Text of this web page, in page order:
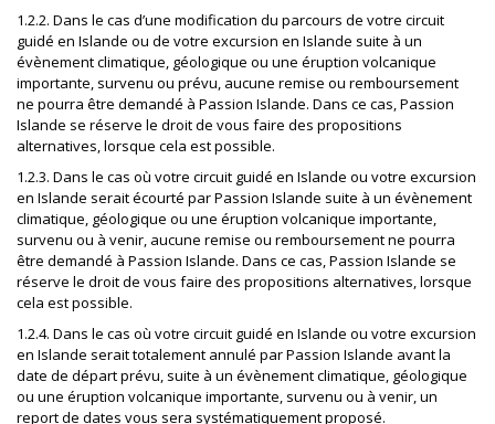
1.2.2. Dans le cas d’une modification du parcours de votre circuit
guidé en Islande ou de votre excursion en Islande suite à un
évènement climatique, géologique ou une éruption volcanique
importante, survenu ou prévu, aucune remise ou remboursement
ne pourra être demandé à Passion Islande. Dans ce cas, Passion
Islande se réserve le droit de vous faire des propositions
alternatives, lorsque cela est possible.
1.2.3. Dans le cas où votre circuit guidé en Islande ou votre excursion
en Islande serait écourté par Passion Islande suite à un évènement
climatique, géologique ou une éruption volcanique importante,
survenu ou à venir, aucune remise ou remboursement ne pourra
être demandé à Passion Islande. Dans ce cas, Passion Islande se
réserve le droit de vous faire des propositions alternatives, lorsque
cela est possible.
1.2.4. Dans le cas où votre circuit guidé en Islande ou votre excursion
en Islande serait totalement annulé par Passion Islande avant la
date de départ prévu, suite à un évènement climatique, géologique
ou une éruption volcanique importante, survenu ou à venir, un
report de dates vous sera systématiquement proposé.